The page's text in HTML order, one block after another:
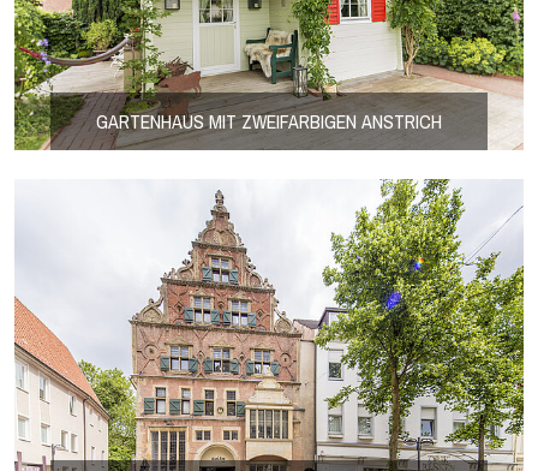
GARTENHAUS MIT ZWEIFARBIGEN ANSTRICH